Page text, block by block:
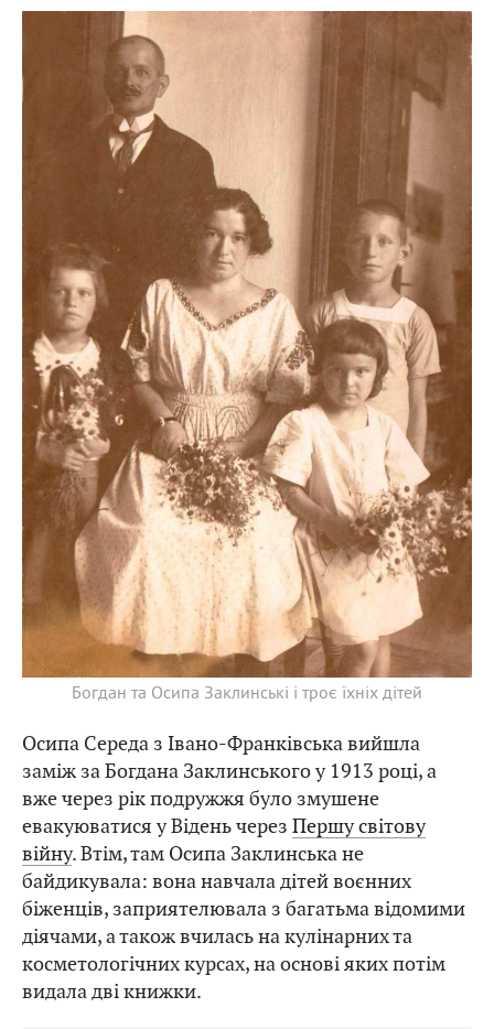
Богдан та Осипа Заклинські і троє їхніх дітей
Осипа Середа з Івано-Франківська вийшла
заміж за Богдана Заклинського у 1913 році, а
вже через рік подружжя було змушене
евакуюватися у Відень через Першу світову
війну. Втім, там Осипа Заклинська не
байдикувала: вона навчала дітей воєнних
біженців, заприятелювала з багатьма відомими
діячами, а також вчилась на кулінарних та
косметологічних курсах, на основі яких потім
видала дві книжки.